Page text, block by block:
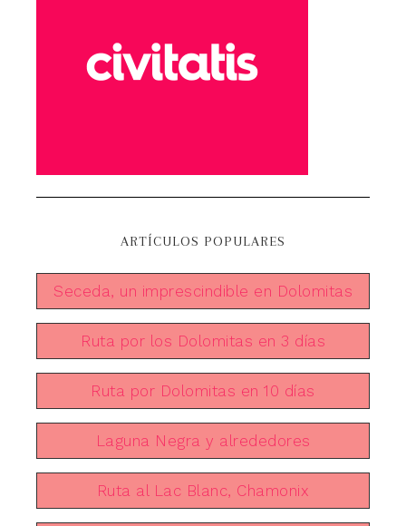
ARTÍCULOS POPULARES
Seceda, un imprescindible en Dolomitas
Ruta por los Dolomitas en 3 días
Ruta por Dolomitas en 10 días
Laguna Negra y alrededores
Ruta al Lac Blanc, Chamonix